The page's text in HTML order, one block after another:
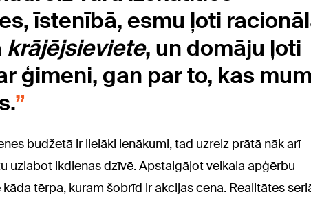
īstenībā, esmu ļoti
krājējsieviete, un domāju ļoti
ģimeni, gan par to, kas
budžetā ir lielāki ienākumi, tad uzreiz prātā nāk arī
uzlabot ikdienas dzīvē. Apstaigājot veikala apģērbu
tērpa, kuram šobrīd ir akcijas cena. Realitātes